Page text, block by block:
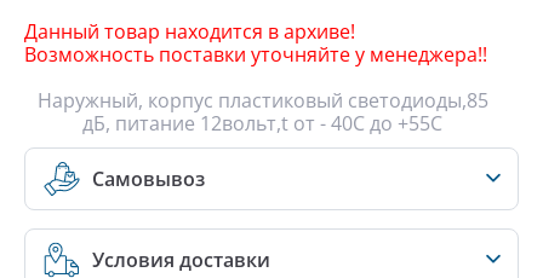
Данный товар находится в архиве!
Возможность поставки уточняйте у менеджера!!
Наружный, корпус пластиковый светодиоды,85
дБ, питание 12вольт,t от - 40С до +55С
Самовывоз
Условия доставки